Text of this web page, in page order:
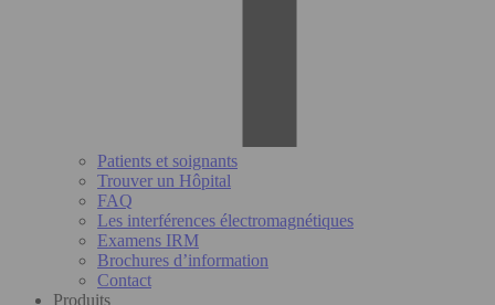
Patients et soignants
Trouver un Hôpital
FAQ
Les interférences électromagnétiques
Examens IRM
Brochures d’information
Contact
Produits